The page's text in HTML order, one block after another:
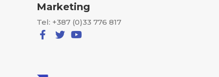
Marketing
Tel: +387 (0)33 776 817